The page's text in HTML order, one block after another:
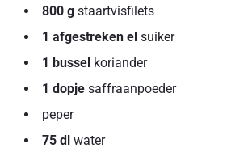
800 g staartvisfilets
1 afgestreken el suiker
1 bussel koriander
1 dopje saffraanpoeder
peper
75 dl water